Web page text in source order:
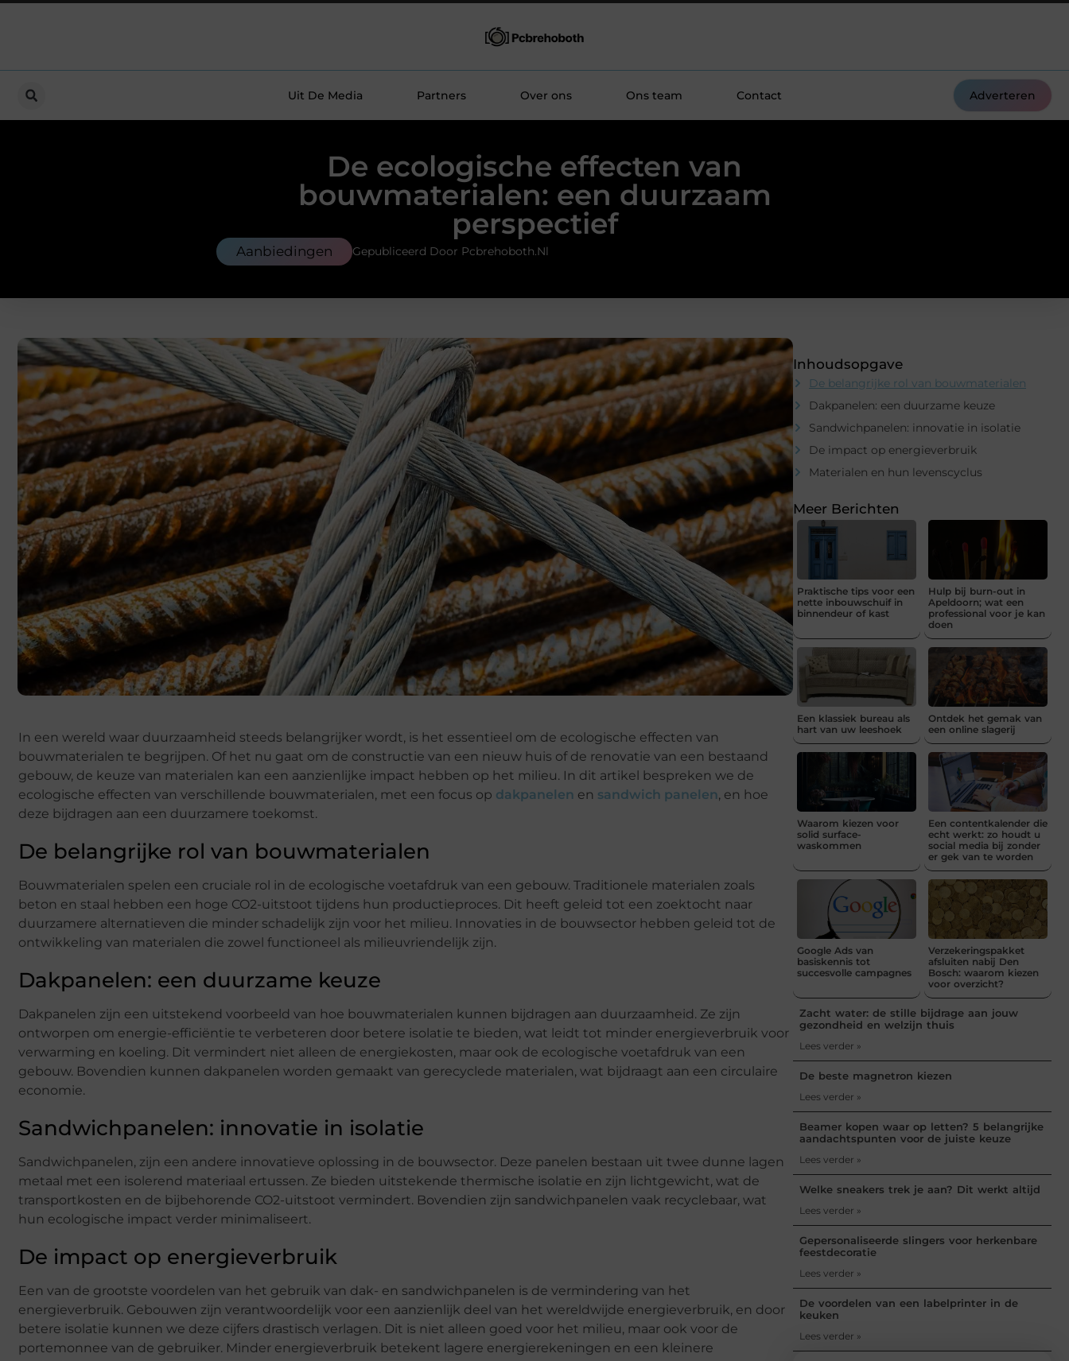
Uit De Media Partners Over ons Ons team Contact Adverteren
De ecologische effecten van
bouwmaterialen: een duurzaam
perspectief
Aanbiedingen Gepubliceerd Door Pcbrehoboth.nl
In een wereld waar duurzaamheid steeds belangrijker wordt, is het essentieel om de ecologische effecten van
bouwmaterialen te begrijpen. Of het nu gaat om de constructie van een nieuw huis of de renovatie van een bestaand
gebouw, de keuze van materialen kan een aanzienlijke impact hebben op het milieu. In dit artikel bespreken we de
ecologische effecten van verschillende bouwmaterialen, met een focus op dakpanelen en sandwich panelen, en hoe
deze bijdragen aan een duurzamere toekomst.
De belangrijke rol van bouwmaterialen
Bouwmaterialen spelen een cruciale rol in de ecologische voetafdruk van een gebouw. Traditionele materialen zoals
beton en staal hebben een hoge CO2-uitstoot tijdens hun productieproces. Dit heeft geleid tot een zoektocht naar
duurzamere alternatieven die minder schadelijk zijn voor het milieu. Innovaties in de bouwsector hebben geleid tot de
ontwikkeling van materialen die zowel functioneel als milieuvriendelijk zijn.
Dakpanelen: een duurzame keuze
Dakpanelen zijn een uitstekend voorbeeld van hoe bouwmaterialen kunnen bijdragen aan duurzaamheid. Ze zijn
ontworpen om energie-efficiëntie te verbeteren door betere isolatie te bieden, wat leidt tot minder energieverbruik voor
verwarming en koeling. Dit vermindert niet alleen de energiekosten, maar ook de ecologische voetafdruk van een
gebouw. Bovendien kunnen dakpanelen worden gemaakt van gerecyclede materialen, wat bijdraagt aan een circulaire
economie.
Sandwichpanelen: innovatie in isolatie
Sandwichpanelen, zijn een andere innovatieve oplossing in de bouwsector. Deze panelen bestaan uit twee dunne lagen
metaal met een isolerend materiaal ertussen. Ze bieden uitstekende thermische isolatie en zijn lichtgewicht, wat de
transportkosten en de bijbehorende CO2-uitstoot vermindert. Bovendien zijn sandwichpanelen vaak recyclebaar, wat
hun ecologische impact verder minimaliseert.
De impact op energieverbruik
Een van de grootste voordelen van het gebruik van dak- en sandwichpanelen is de vermindering van het
energieverbruik. Gebouwen zijn verantwoordelijk voor een aanzienlijk deel van het wereldwijde energieverbruik, en door
betere isolatie kunnen we deze cijfers drastisch verlagen. Dit is niet alleen goed voor het milieu, maar ook voor de
portemonnee van de gebruiker. Minder energieverbruik betekent lagere energierekeningen en een kleinere
Inhoudsopgave
De belangrijke rol van bouwmaterialen
Dakpanelen: een duurzame keuze
Sandwichpanelen: innovatie in isolatie
De impact op energieverbruik
Materialen en hun levenscyclus
Meer Berichten
Praktische tips voor een
nette inbouwschuif in
binnendeur of kast
Hulp bij burn-out in
Apeldoorn; wat een
professional voor je kan
doen
Een klassiek bureau als
hart van uw leeshoek
Ontdek het gemak van
een online slagerij
Waarom kiezen voor
solid surface-
waskommen
Een contentkalender die
echt werkt: zo houdt u
social media bij zonder
er gek van te worden
Google Ads van
basiskennis tot
succesvolle campagnes
Verzekeringspakket
afsluiten nabij Den
Bosch: waarom kiezen
voor overzicht?
Zacht water: de stille bijdrage aan jouw
gezondheid en welzijn thuis
Lees verder »
De beste magnetron kiezen
Lees verder »
Beamer kopen waar op letten? 5 belangrijke
aandachtspunten voor de juiste keuze
Lees verder »
Welke sneakers trek je aan? Dit werkt altijd
Lees verder »
Gepersonaliseerde slingers voor herkenbare
feestdecoratie
Lees verder »
De voordelen van een labelprinter in de
keuken
Lees verder »